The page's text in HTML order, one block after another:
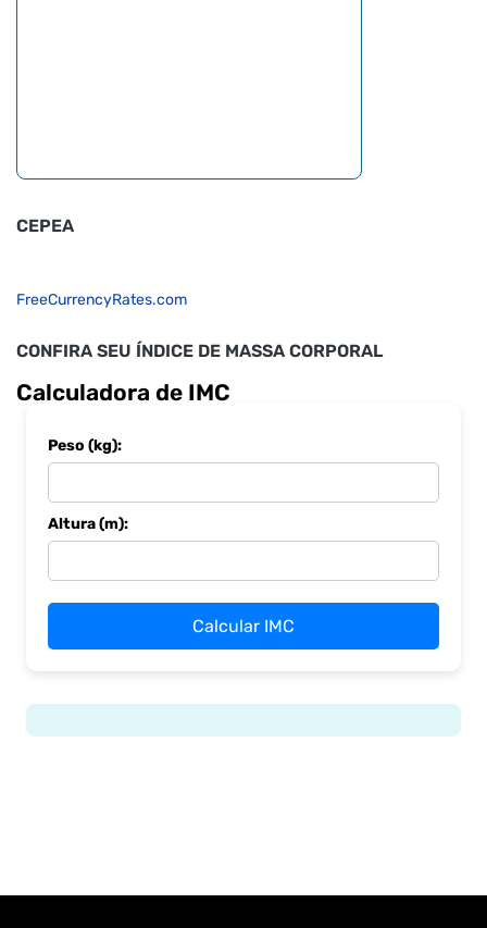
CEPEA
FreeCurrencyRates.com
CONFIRA SEU ÍNDICE DE MASSA CORPORAL
Calculadora de IMC
Peso (kg):
Altura (m):
Calcular IMC